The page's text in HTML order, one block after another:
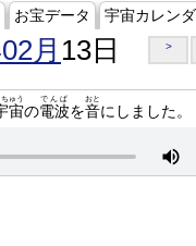
お宝データ 宇宙カレン
月 13日 >
宙
ちゅう
の電波
でんぱ
を音
おと
にしました。